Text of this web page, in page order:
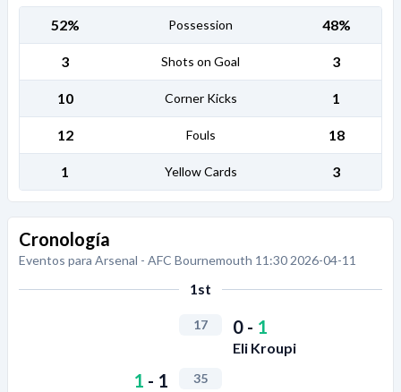
52% Possession 48%
3 Shots on Goal 3
10 Corner Kicks 1
12 Fouls 18
1 Yellow Cards 3
Cronología
Eventos para Arsenal - AFC Bournemouth 11:30 2026-04-11
1st
17 0 - 1
Eli Kroupi
1 - 1 35